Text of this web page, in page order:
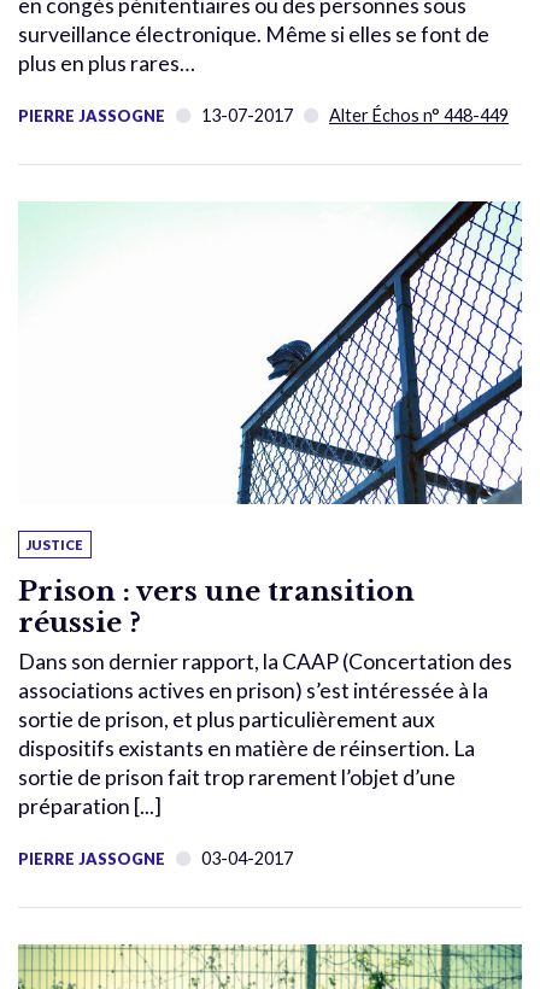
en congés pénitentiaires ou des personnes sous
surveillance électronique. Même si elles se font de
plus en plus rares…
PIERRE JASSOGNE 13-07-2017 Alter Échos n° 448-449
JUSTICE
Prison : vers une transition
réussie ?
Dans son dernier rapport, la CAAP (Concertation des
associations actives en prison) s’est intéressée à la
sortie de prison, et plus particulièrement aux
dispositifs existants en matière de réinsertion. La
sortie de prison fait trop rarement l’objet d’une
préparation [...]
PIERRE JASSOGNE 03-04-2017